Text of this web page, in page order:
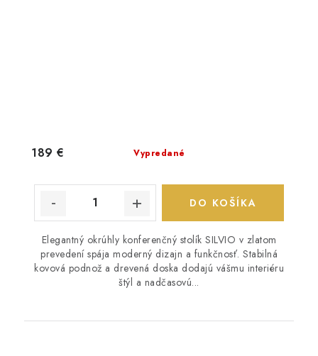
Vypredané
189 €
DO KOŠÍKA
Elegantný okrúhly konferenčný stolík SILVIO v zlatom
prevedení spája moderný dizajn a funkčnosť. Stabilná
kovová podnož a drevená doska dodajú vášmu interiéru
štýl a nadčasovú...